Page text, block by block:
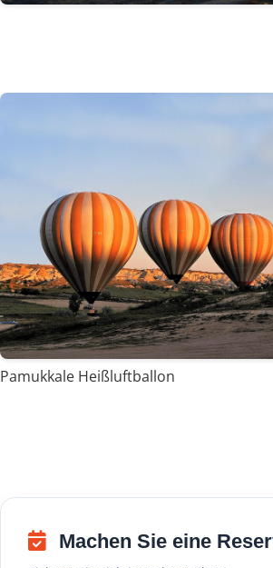
Pamukkale Heißluftballon
Machen Sie eine